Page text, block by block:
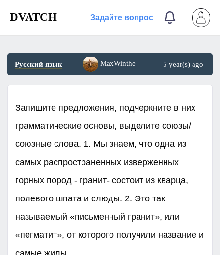
DVATCH Задайте вопрос
Русский язык MaxWinthe 5 year(s) ago
Запишите предложения, подчеркните в них
грамматические основы, выделите союзы/
союзные слова. 1. Мы знаем, что одна из
самых распространенных изверженных
горных пород - гранит- состоит из кварца,
полевого шпата и слюды. 2. Это так
называемый «письменный гранит», или
«пегматит», от которого получили название и